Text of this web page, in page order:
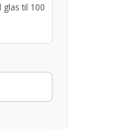
glas til 100